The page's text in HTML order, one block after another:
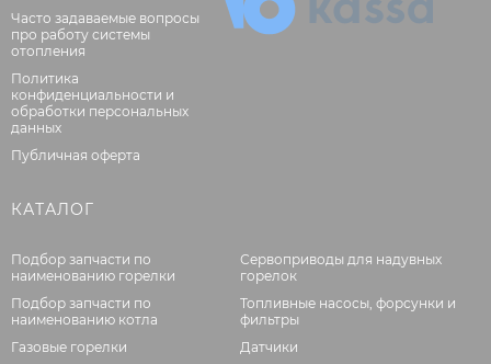
Часто задаваемые вопросы
про работу системы
отопления
Политика
конфиденциальности и
обработки персональных
данных
Публичная оферта
КАТАЛОГ
Подбор запчасти по
наименованию горелки
Подбор запчасти по
наименованию котла
Газовые горелки
Сервоприводы для надувных
горелок
Топливные насосы, форсунки и
фильтры
Датчики